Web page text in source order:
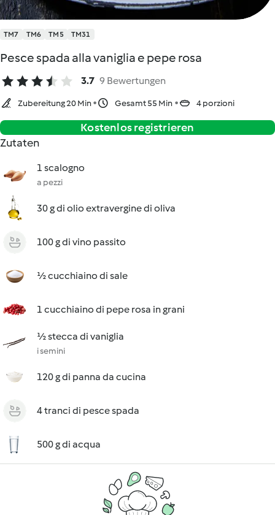
TM7 TM6 TM5 TM31
Pesce spada alla vaniglia e pepe rosa
3.7 9 Bewertungen
Zubereitung 20 Min Gesamt 55 Min 4 porzioni
Kostenlos registrieren
Zutaten
1 scalogno
a pezzi
30 g di olio extravergine di oliva
100 g di vino passito
½ cucchiaino di sale
1 cucchiaino di pepe rosa in grani
½ stecca di vaniglia
i semini
120 g di panna da cucina
4 tranci di pesce spada
500 g di acqua